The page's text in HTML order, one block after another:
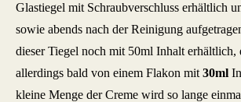
Glastiegel mit Schraubverschluss erhältlich
sowie abends nach der Reinigung
dieser Tiegel noch mit 50ml Inhalt erhältlich,
allerdings bald von einem Flakon mit 30ml
kleine Menge der Creme wird so lange